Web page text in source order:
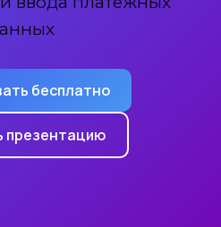
бесплатно
презентацию